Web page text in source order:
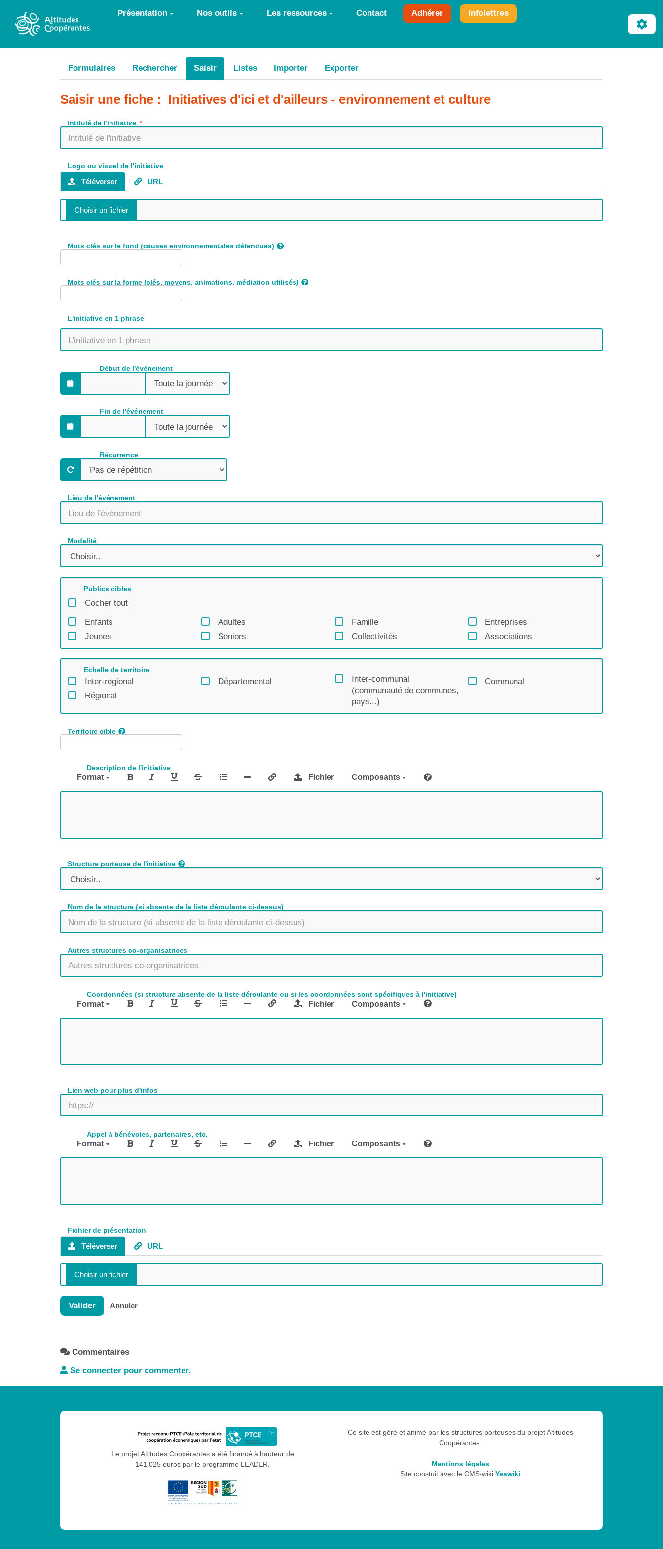
Aller au contenu principal Présentation Nos outils Les ressources Contact Adhérer Infolettres
Formulaires Rechercher Saisir Listes Importer Exporter
Saisir une fiche : Initiatives d'ici et d'ailleurs - environnement et culture
Intitulé de l'initiative
Logo ou visuel de l'initiative
Téléverser URL
Mots clés sur le fond (causes environnementales défendues)
Mots clés sur la forme (clés, moyens, animations, médiation utilisés)
L'initiative en 1 phrase
Début de l'événement
Fin de l'événement
Récurrence
Lieu de l'événement
Modalité
Publics cibles
Cocher tout
Enfants
Jeunes
Adultes
Seniors
Famille
Collectivités
Entreprises
Associations
Echelle de territoire
Inter-régional
Régional
Départemental
Inter-communal
(communauté de communes,
pays...)
Communal
Territoire cible
Description de l'initiative
Format Fichier Composants
Structure porteuse de l'initiative
Nom de la structure (si absente de la liste déroulante ci-dessus)
Autres structures co-organisatrices
Coordonnées (si structure absente de la liste déroulante ou si les coordonnées sont spécifiques à l'initiative)
Format Fichier Composants
Lien web pour plus d'infos
Appel à bénévoles, partenaires, etc.
Format Fichier Composants
Fichier de présentation
Téléverser URL
Valider Annuler
Commentaires
Se connecter pour commenter.
Le projet Altitudes Coopérantes a été financé à hauteur de
141 025 euros par le programme LEADER.
Ce site est géré et animé par les structures porteuses du projet Altitudes
Coopérantes.
Mentions légales
Site constuit avec le CMS-wikiYeswiki